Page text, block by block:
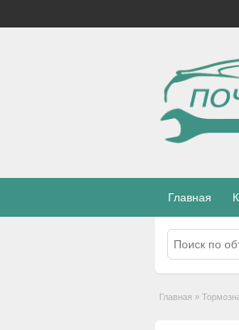
Главная
Главная »